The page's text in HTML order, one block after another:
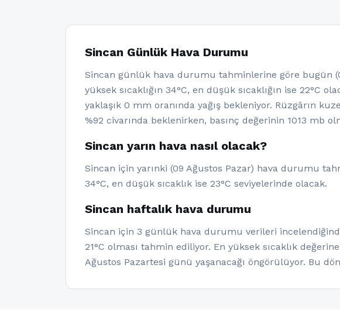
Sincan Günlük Hava Durumu
Sincan günlük hava durumu tahminlerine göre bugün
yüksek sıcaklığın 34°C, en düşük sıcaklığın ise 22°C
yaklaşık 0 mm oranında yağış bekleniyor. Rüzgârın
%92 civarında beklenirken, basınç değerinin 1013 mb
Sincan yarın hava nasıl olacak?
Sincan için yarınki (09 Ağustos Pazar) hava durumu
34°C, en düşük sıcaklık ise 23°C seviyelerinde olacak.
Sincan haftalık hava durumu
Sincan için 3 günlük hava durumu verileri
21°C olması tahmin ediliyor. En yüksek sıcaklık
Ağustos Pazartesi günü yaşanacağı öngörülüyor. Bu